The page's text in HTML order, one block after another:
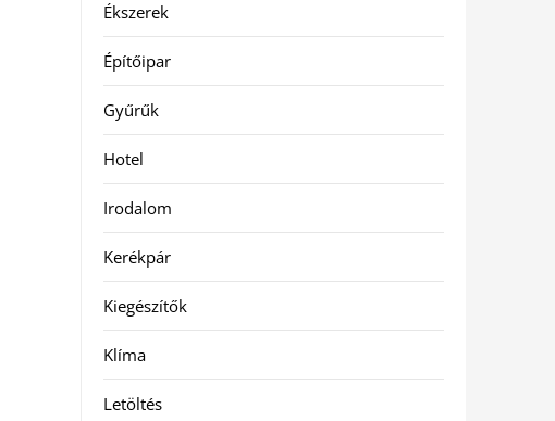
Ékszerek
Építőipar
Gyűrűk
Hotel
Irodalom
Kerékpár
Kiegészítők
Klíma
Letöltés